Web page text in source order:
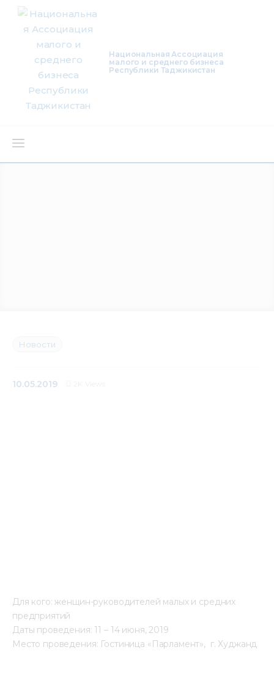
Национальная Ассоциация
малого и среднего бизнеса
Республики Таджикистан
О нас
Контакты
Новости
10.05.2019
Для кого: женщин-руководителей малых и средних
предприятий
Даты проведения: 11 – 14 июня, 2019
Место проведения: Гостиница «Парламент»,  г. Худжанд